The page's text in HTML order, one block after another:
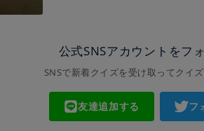
公式SNSアカウントをフ
SNSで新着クイズを受け取ってクイ
友達追加する フ